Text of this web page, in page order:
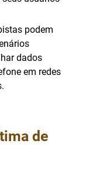
podem
dados
em redes
de